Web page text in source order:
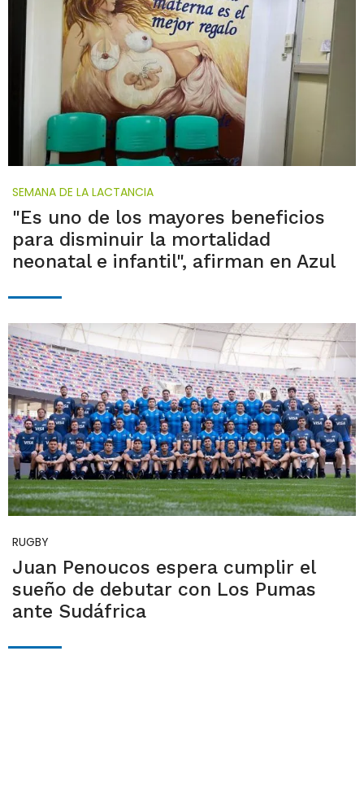
SEMANA DE LA LACTANCIA
"Es uno de los mayores beneficios
para disminuir la mortalidad
neonatal e infantil", afirman en Azul
RUGBY
Juan Penoucos espera cumplir el
sueño de debutar con Los Pumas
ante Sudáfrica